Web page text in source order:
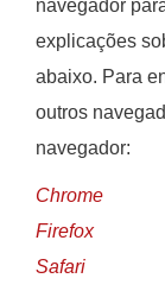
navegador
explicações
abaixo. Para
outros
navegador:
Chrome
Firefox
Safari